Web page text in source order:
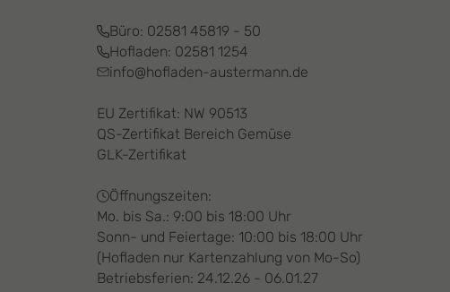
Büro: 02581 45819 - 50
Hofladen: 02581 1254
info@hofladen-austermann.de
EU Zertifikat: NW 90513
QS-Zertifikat Bereich Gemüse
GLK-Zertifikat
Öffnungszeiten:
Mo. bis Sa.: 9:00 bis 18:00 Uhr
Sonn- und Feiertage: 10:00 bis 18:00 Uhr
(Hofladen nur Kartenzahlung von Mo-So)
Betriebsferien: 24.12.26 - 06.01.27